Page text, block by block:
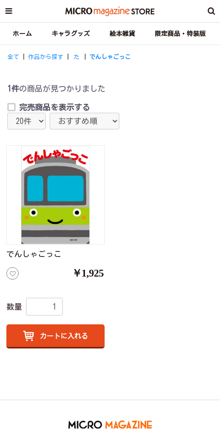
ホーム キャラグッズ 絵本雑貨 限定商品・特装版
全て 作品から探す た でんしゃごっこ
1件の商品が見つかりました
完売商品を表示する
でんしゃごっこ
￥1,925
数量
カートに入れる